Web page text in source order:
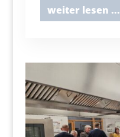
weiter lesen ...